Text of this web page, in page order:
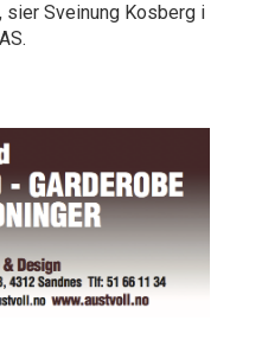
sier Sveinung Kosberg i